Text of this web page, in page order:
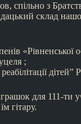
спільно з
склад
«Рівненської
;
дітей”
для 111-
гітару.